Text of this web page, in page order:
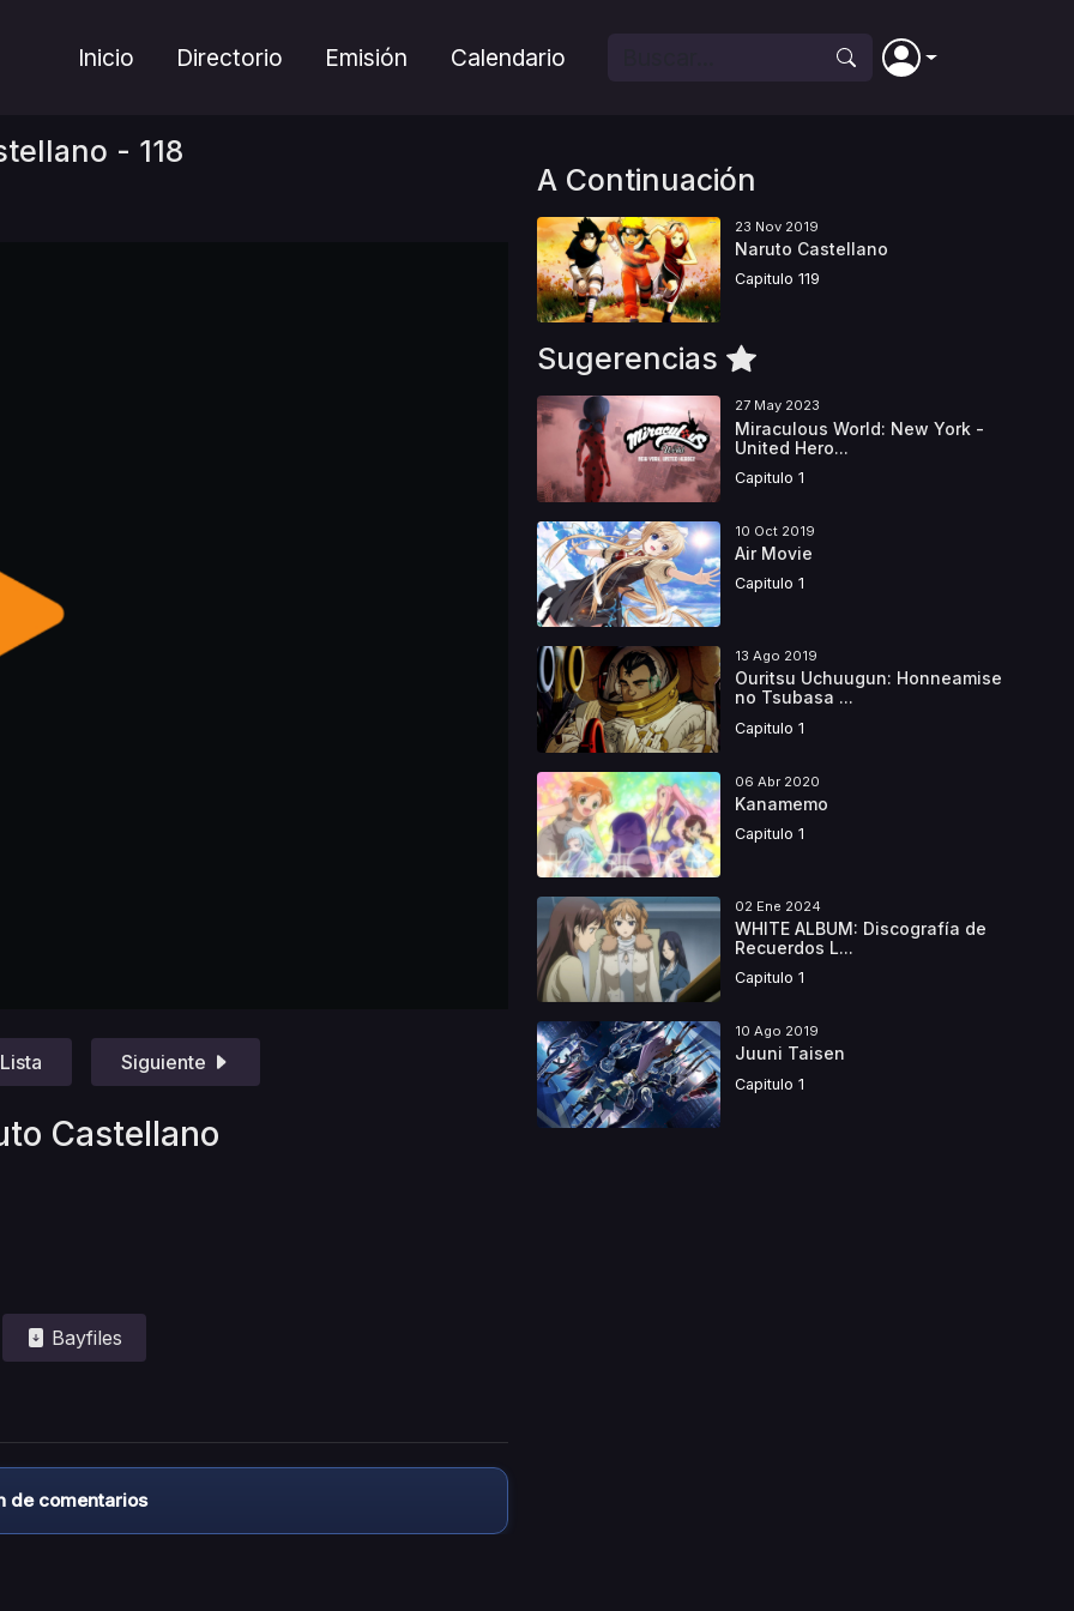
Inicio Directorio Emisión Calendario
- 118
Lista Siguiente
Castellano
Bayfiles
de comentarios
A Continuación
23 Nov 2019
Naruto Castellano
Capitulo 119
Sugerencias
27 May 2023
Miraculous World: New York -
United Hero...
Capitulo 1
10 Oct 2019
Air Movie
Capitulo 1
13 Ago 2019
Ouritsu Uchuugun: Honneamise
no Tsubasa ...
Capitulo 1
06 Abr 2020
Kanamemo
Capitulo 1
02 Ene 2024
WHITE ALBUM: Discografía de
Recuerdos L...
Capitulo 1
10 Ago 2019
Juuni Taisen
Capitulo 1